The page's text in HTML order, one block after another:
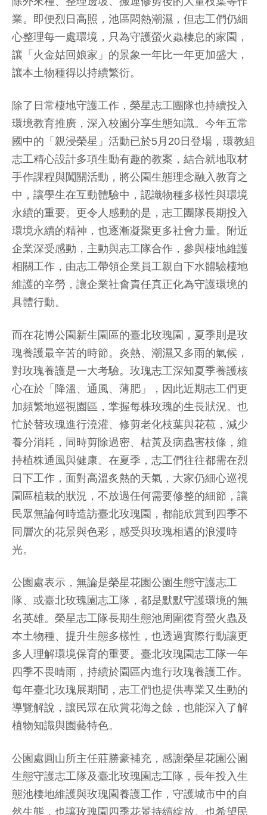
業。即便烈日高照，池區悶熱潮濕，但志工們仍細
心整理每一處環境，只為守護螢火蟲棲息的家園，
讓「火金姑回娘家」的景象一年比一年更加盛大，
讓本土物種得以持續繁衍。
除了日常棲地守護工作，榮星志工團隊也持續投入
環境教育推廣，深入校園分享生態知識。今年五常
國中的「親浸榮星」活動已於5月20日登場，環教組
志工精心設計多項生動有趣的教案，結合就地取材
手作課程與闖關活動，將公園生態理念融入教育之
中，讓學生在互動體驗中，認識物種多樣性與環境
永續的重要。更令人感動的是，志工團隊長期投入
環境永續的精神，也逐漸凝聚更多社會力量。附近
企業深受感動，主動與志工隊合作，參與棲地維護
相關工作，由志工帶領企業員工親自下水體驗棲地
維護的辛勞，讓企業社會責任真正化為守護環境的
具體行動。
而在花博公園新生園區的臺北玫瑰園，夏季則是玫
瑰養護最辛苦的時節。炎熱、潮濕又多雨的氣候，
對玫瑰養護是一大考驗。玫瑰志工深知夏季養護核
心在於「降溫、通風、薄肥」，因此近期志工們更
加頻繁地巡視園區，掌握每株玫瑰的生長狀況。也
忙於替玫瑰進行澆灌、修剪老化枝葉與花苞，減少
養分消耗，同時剪除過密、枯黃及病蟲害枝條，維
持植株通風與健康。在夏季，志工們往往都需在烈
日下工作，面對高溫炙熱的天氣，大家仍細心巡視
園區植栽的狀況，不放過任何需要修整的細節，讓
民眾無論何時造訪臺北玫瑰園，都能欣賞到四季不
同層次的花景與色彩，感受與玫瑰相遇的浪漫時
光。
公園處表示，無論是榮星花園公園生態守護志工
隊、或臺北玫瑰園志工隊，都是默默守護環境的無
名英雄。榮星志工隊長期生態池周圍復育螢火蟲及
本土物種、提升生態多樣性，也透過實際行動讓更
多人理解環境保育的重要。臺北玫瑰園志工隊一年
四季不畏晴雨，持續於園區內進行玫瑰養護工作。
每年臺北玫瑰展期間，志工們也提供專業又生動的
導覽解說，讓民眾在欣賞花海之餘，也能深入了解
植物知識與園藝特色。
公園處圓山所主任莊勝豪補充，感謝榮星花園公園
生態守護志工隊及臺北玫瑰園志工隊，長年投入生
態池棲地維護與玫瑰園養護工作，守護城市中的自
然生態，也讓玫瑰園四季花景持續綻放。也希望民